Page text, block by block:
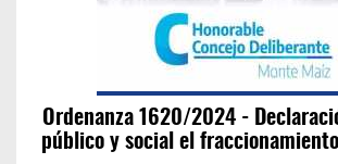
Ordenanza 1620/2024 -
público y social el